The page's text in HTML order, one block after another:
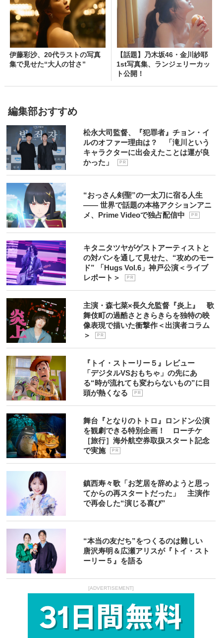
伊藤彩沙、20代ラストの写真
集で見せた“大人の甘さ”
【話題】乃木坂46・金川紗耶
1st写真集、ランジェリーカッ
ト公開！
編集部おすすめ
松永大司監督、『犯罪者』チョン・イ
ルのオファー理由は？ 「滝川という
キャラクターに出会えたことは運が良
かった」
P R
“おっさん剣聖”の一太刀に宿る人生
―― 世界で話題の本格アクションアニ
メ、Prime Videoで独占配信中
P R
キタニタツヤがゲストアーティストと
の対バンを通して見せた、“攻めのモー
ド” 「Hugs Vol.6」神戸公演＜ライブ
レポート＞
P R
主演・森七菜×長久允監督『炎上』 歌
舞伎町の過酷さときらきらを独特の映
像表現で描いた衝撃作＜出演者コラム
＞
P R
『トイ・ストーリー５』レビュー
「デジタルVSおもちゃ」の先にあ
る“時が流れても変わらないもの”に目
頭が熱くなる
P R
舞台『となりのトトロ』ロンドン公演
を観劇できる特別企画！ ローチケ
［旅行］海外航空券取扱スタート記念
で実施
P R
鎮西寿々歌「お芝居を辞めようと思っ
てからの再スタートだった」 主演作
で再会した“演じる喜び”
“本当の友だち”をつくるのは難しい
唐沢寿明＆広瀬アリスが『トイ・スト
ーリー５』を語る
[ADVERTISEMENT]